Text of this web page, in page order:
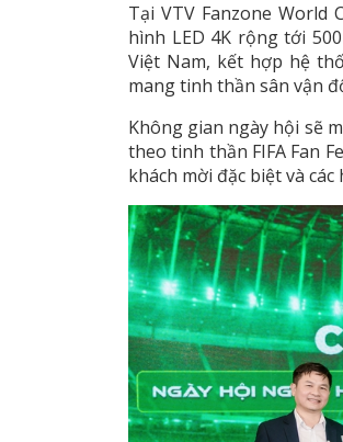
Tại VTV Fanzone
hình LED 4K rộng tới
Việt Nam, kết hợp hệ
mang tinh thần sân vận
Không gian ngày hội sẽ
theo tinh thần FIFA Fan
khách mời đặc biệt và